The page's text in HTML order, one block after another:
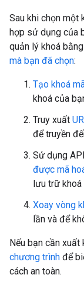
Sau khi chọn một
hợp sử dụng của
quản lý khoá bằng
mà bạn đã chọn:
Tạo khoá
khoá của
Truy xuất
để truyền
Sử dụng
được mã
lưu trữ khoá
Xoay vòng
lần và để
Nếu bạn cần xuất
chương trình để
cách an toàn.